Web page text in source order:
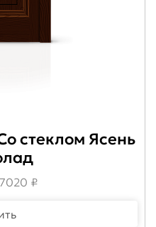
стеклом Ясень
₽